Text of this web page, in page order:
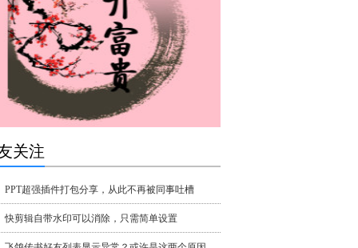
关注
PPT超强插件打包分享，从此不再被同事吐槽
快剪辑自带水印可以消除，只需简单设置